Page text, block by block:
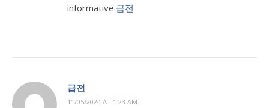
informative.급전
급전
11/05/2024 AT 1:23 AM